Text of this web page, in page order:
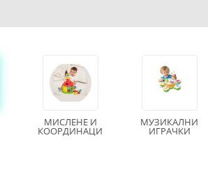
МИСЛЕНЕ И
КООРДИНАЦИ
Я
МУЗИКАЛНИ
ИГРАЧКИ